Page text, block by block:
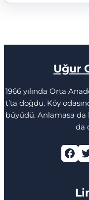
Uğur
1966 yılında Orta
t’ta doğdu. Köy
büyüdü. Anlamasa da
da
Facebook Twitter